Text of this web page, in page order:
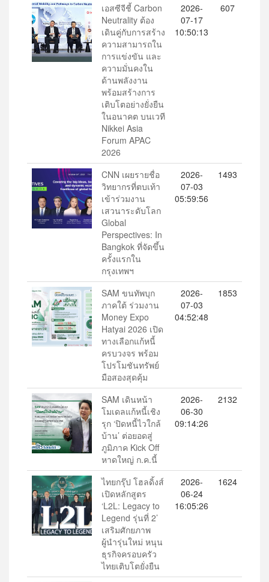
เอสซีจีชี้ Carbon
Neutrality ต้อง
เดินคู่กับการสร้าง
ความสามารถใน
การแข่งขัน และ
ความมั่นคงใน
ด้านพลังงาน
พร้อมสร้างการ
เติบโตอย่างยั่งยืน
ในอนาคต บนเวที
Nikkei Asia
Forum APAC
2026
2026-
07-17
10:50:13
607
CNN เผยรายชื่อ
วิทยากรที่ตบเท้า
เข้าร่วมงาน
เสวนาระดับโลก
Global
Perspectives: In
Bangkok ที่จัดขึ้น
ครั้งแรกใน
กรุงเทพฯ
2026-
07-03
05:59:56
1493
SAM ขนทัพบุก
ภาคใต้ ร่วมงาน
Money Expo
Hatyai 2026 เปิด
ทางเลือกแก้หนี้
ครบวงจร พร้อม
โปรโมชันทรัพย์
มือสองสุดคุ้ม
2026-
07-03
04:52:48
1853
SAM เดินหน้า
โมเดลแก้หนี้เชิง
รุก ‘ปิดหนี้ไวใกล้
บ้าน’ ต่อยอดสู่
ภูมิภาค Kick Off
หาดใหญ่ ก.ค.นี้
2026-
06-30
09:14:26
2132
ไทยกรุ๊ป โฮลดิ้งส์
เปิดหลักสูตร
‘L2L: Legacy to
Legend รุ่นที่ 2’
เสริมศักยภาพ
ผู้นำรุ่นใหม่ หนุน
ธุรกิจครอบครัว
ไทยเติบโตยั่งยืน
2026-
06-24
16:05:26
1624